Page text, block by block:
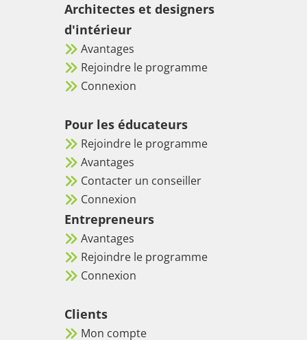
Architectes et designers
d'intérieur
Avantages
Rejoindre le programme
Connexion
Pour les éducateurs
Rejoindre le programme
Avantages
Contacter un conseiller
Connexion
Entrepreneurs
Avantages
Rejoindre le programme
Connexion
Clients
Mon compte